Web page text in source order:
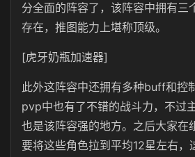
分全面的阵容了，该阵容中拥有三
存在，推图能力上堪称顶级。
[虎牙奶瓶加速器]
此外这阵容中还拥有多种buff和控
pvp中也有了不错的战斗力，不过
也是该阵容强的地方。之后大家在
要将这些角色拉到平均12星左右，